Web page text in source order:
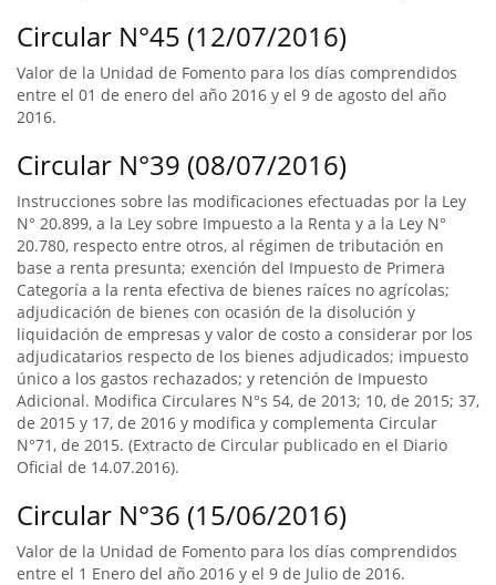
Circular N°45 (12/07/2016)
Valor de la Unidad de Fomento para los días comprendidos
entre el 01 de enero del año 2016 y el 9 de agosto del año
2016.
Circular N°39 (08/07/2016)
Instrucciones sobre las modificaciones efectuadas por la Ley
N° 20.899, a la Ley sobre Impuesto a la Renta y a la Ley N°
20.780, respecto entre otros, al régimen de tributación en
base a renta presunta; exención del Impuesto de Primera
Categoría a la renta efectiva de bienes raíces no agrícolas;
adjudicación de bienes con ocasión de la disolución y
liquidación de empresas y valor de costo a considerar por los
adjudicatarios respecto de los bienes adjudicados; impuesto
único a los gastos rechazados; y retención de Impuesto
Adicional. Modifica Circulares N°s 54, de 2013; 10, de 2015; 37,
de 2015 y 17, de 2016 y modifica y complementa Circular
N°71, de 2015. (Extracto de Circular publicado en el Diario
Oficial de 14.07.2016).
Circular N°36 (15/06/2016)
Valor de la Unidad de Fomento para los días comprendidos
entre el 1 Enero del año 2016 y el 9 de Julio de 2016.